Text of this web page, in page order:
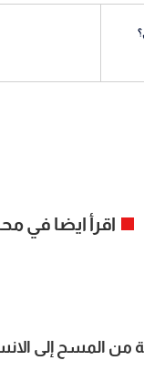
اقرأ ايضا في
الأمني: 11 نقطة من المسح